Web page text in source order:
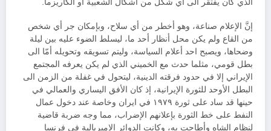
إنَّ الإعلام صناعة، وهو أخطر من أي سلاح، وبإمكان جر أي شخص
من القاع ولم يكن محل أنظار أحد ما، ليسلط الضوء عليه بين ليلة
وضحاها، ويصبح احد أعلام السياسة، وليتم تسويقه وتحويله أمّا الى
بطل قومي، مثلما حدث مع الخميني الذي لم يكن يعرفه المجتمع
الإيراني إلا في حدود فرقته الدينية، ليتحول في غفلة من الزمن الى
البطل الأوحد للثورة الإيرانية، إذ كان الأفق اليساري والعمالي في
حينها قد ساد على ثورة ١٩٧٩ في ايران وخاصة عند دخول عمال
النفط على خط الثورة بإعلانهم الإضراب، مما وجه ضربة قاضية
لنظام الشاه وأطاحت به، وكانت الدوائر الإمبريالية في فرنسا